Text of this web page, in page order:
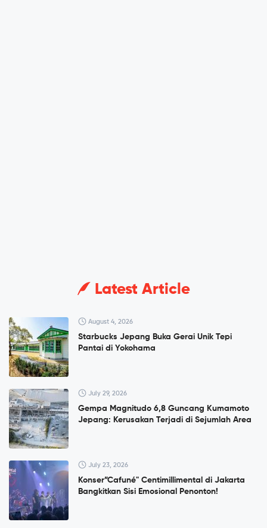
Latest Article
August 4, 2026
Starbucks Jepang Buka Gerai Unik Tepi
Pantai di Yokohama
July 29, 2026
Gempa Magnitudo 6,8 Guncang Kumamoto
Jepang: Kerusakan Terjadi di Sejumlah Area
July 23, 2026
Konser”Cafuné" Centimillimental di Jakarta
Bangkitkan Sisi Emosional Penonton!